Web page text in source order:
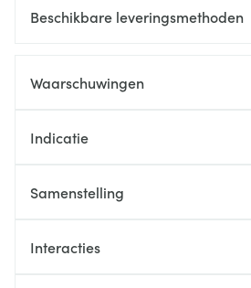
Beschikbare leveringsmethoden
Waarschuwingen
Indicatie
Samenstelling
Interacties